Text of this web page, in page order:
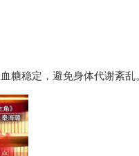
糖稳定，避免身体代谢紊乱